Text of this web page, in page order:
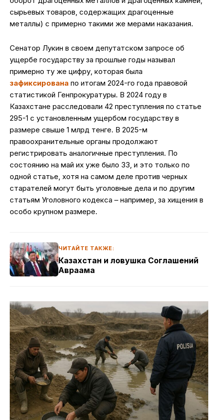
сырьевых товаров, содержащих драгоценные
металлы) с примерно такими же мерами наказания.
Сенатор Лукин в своем депутатском запросе об
ущербе государству за прошлые годы называл
примерно ту же цифру, которая была
зафиксирована по итогам 2024-го года правовой
статистикой Генпрокуратуры. В 2024 году в
Казахстане расследовали 42 преступления по статье
295-1 с установленным ущербом государству в
размере свыше 1 млрд тенге. В 2025-м
правоохранительные органы продолжают
регистрировать аналогичные преступления. По
состоянию на май их уже было 33, и это только по
одной статье, хотя на самом деле против черных
старателей могут быть уголовные дела и по другим
статьям Уголовного кодекса – например, за хищения в
особо крупном размере.
ЧИТАЙТЕ ТАКЖЕ:
Казахстан и ловушка Соглашений
Авраама